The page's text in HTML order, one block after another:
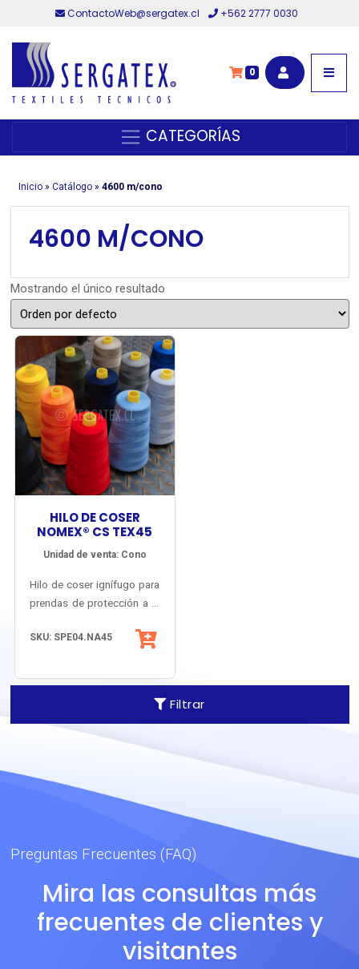
ContactoWeb@sergatex.cl +562 2777 0030
0
CATEGORÍAS
Inicio» Catálogo» 4600 m/cono
Filtrar
4600 M/CONO
Mostrando el único resultado
HILO DE COSER
NOMEX® CS TEX45
Unidad de venta: Cono
Hilo de coser ignífugo para
prendas de protección a la
mecánica mejorada y
Fabricado y certificado en
U.S.A. en base a fibra
original Nomex® de
DuPont. Recomendado
SKU: SPE04.NA45
Preguntas Frecuentes (FAQ)
Mira las consultas más
frecuentes de clientes y
visitantes